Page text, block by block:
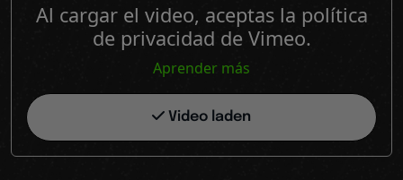
Al cargar el video, aceptas la política
de privacidad de Vimeo.
Aprender más
Video laden